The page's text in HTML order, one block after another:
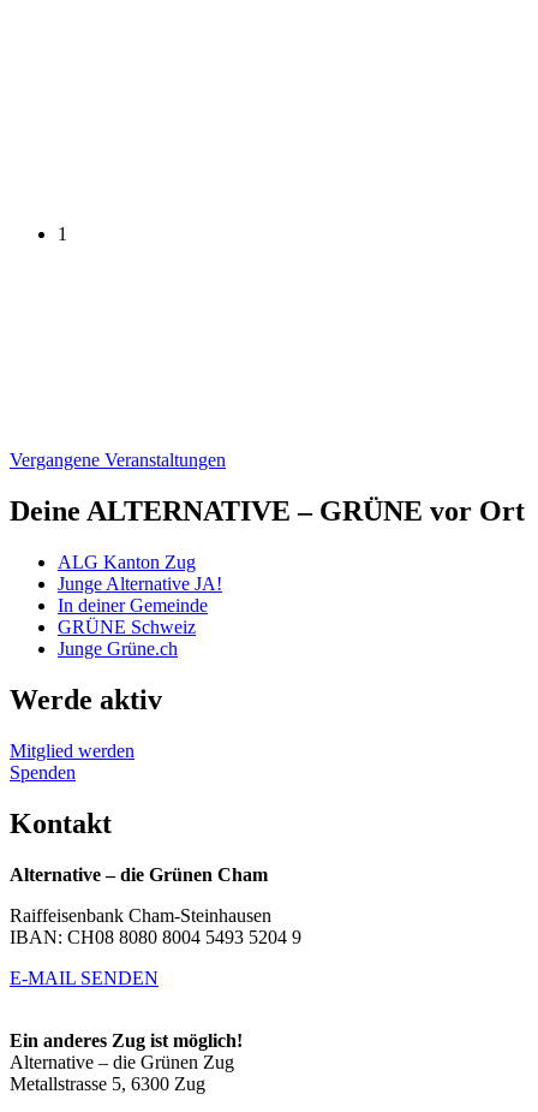
1
Vergangene Veranstaltungen
Deine ALTERNATIVE – GRÜNE vor Ort
ALG Kanton Zug
Junge Alternative JA!
In deiner Gemeinde
GRÜNE Schweiz
Junge Grüne.ch
Werde aktiv
Mitglied werden
Spenden
Kontakt
Alternative – die Grünen Cham
Raiffeisenbank Cham-Steinhausen
IBAN: CH08 8080 8004 5493 5204 9
E-MAIL SENDEN
Ein anderes Zug ist möglich!
Alternative – die Grünen Zug
Metallstrasse 5, 6300 Zug